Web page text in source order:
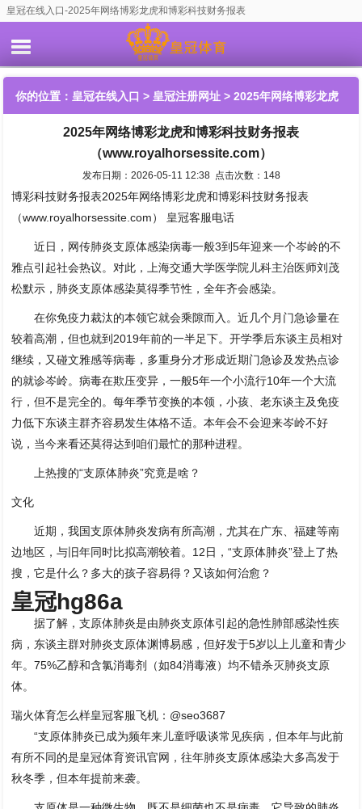
皇冠在线入口-2025年网络博彩龙虎和博彩科技财务报表
（www.royalhorsessite.com）
你的位置： 皇冠在线入口 > 皇冠注册网址 > 2025年网络博彩龙虎
和博彩科技财务报表（www.royalhorsessite.com）
2025年网络博彩龙虎和博彩科技财务报表
（www.royalhorsessite.com）
发布日期：2026-05-11 12:38 点击次数：148
博彩科技财务报表2025年网络博彩龙虎和博彩科技财务报表
（www.royalhorsessite.com） 皇冠客服电话
近日，网传肺炎支原体感染病毒一般3到5年迎来一个岑岭的不
雅点引起社会热议。对此，上海交通大学医学院儿科主治医师刘茂
松默示，肺炎支原体感染莫得季节性，全年齐会感染。
在你免疫力裁汰的本领它就会乘隙而入。近几个月门急诊量在
较着高潮，但也就到2019年前的一半足下。开学季后东谈主员相对
继续，又碰文雅感等病毒，多重身分才形成近期门急诊及发热点诊
的就诊岑岭。病毒在欺压变异，一般5年一个小流行10年一个大流
行，但不是完全的。每年季节变换的本领，小孩、老东谈主及免疫
力低下东谈主群齐容易发生体格不适。本年会不会迎来岑岭不好
说，当今来看还莫得达到咱们最忙的那种进程。
上热搜的“支原体肺炎”究竟是啥？
文化
近期，我国支原体肺炎发病有所高潮，尤其在广东、福建等南
边地区，与旧年同时比拟高潮较着。12日，“支原体肺炎”登上了热
搜，它是什么？多大的孩子容易得？又该如何治愈？
皇冠hg86a
据了解，支原体肺炎是由肺炎支原体引起的急性肺部感染性疾
病，东谈主群对肺炎支原体渊博易感，但好发于5岁以上儿童和青少
年。75%乙醇和含氯消毒剂（如84消毒液）均不错杀灭肺炎支原
体。
瑞火体育怎么样皇冠客服飞机：@seo3687
“支原体肺炎已成为频年来儿童呼吸谈常见疾病，但本年与此前
有所不同的是皇冠体育资讯官网，往年肺炎支原体感染大多高发于
秋冬季，但本年提前来袭。